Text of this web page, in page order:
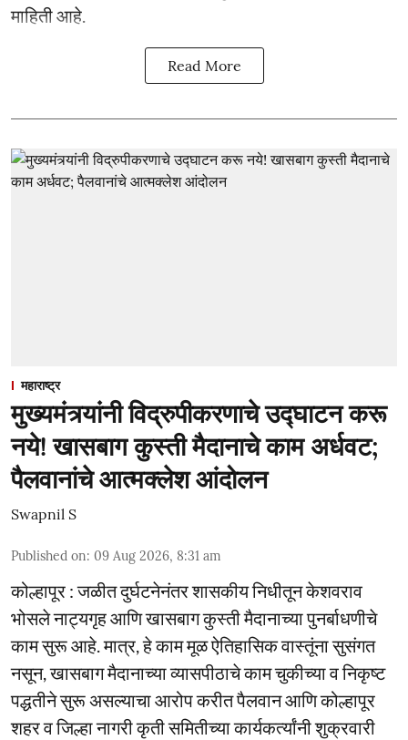
माहिती आहे.
Read More
महाराष्ट्र
मुख्यमंत्र्यांनी विद्रुपीकरणाचे उद्घाटन करू
नये! खासबाग कुस्ती मैदानाचे काम अर्धवट;
पैलवानांचे आत्मक्लेश आंदोलन
Swapnil S
Published on: 09 Aug 2026, 8:31 am
कोल्हापूर : जळीत दुर्घटनेनंतर शासकीय निधीतून केशवराव
भोसले नाट्यगृह आणि खासबाग कुस्ती मैदानाच्या पुनर्बाधणीचे
काम सुरू आहे. मात्र, हे काम मूळ ऐतिहासिक वास्तूंना सुसंगत
नसून, खासबाग मैदानाच्या व्यासपीठाचे काम चुकीच्या व निकृष्ट
पद्धतीने सुरू असल्याचा आरोप करीत पैलवान आणि कोल्हापूर
शहर व जिल्हा नागरी कृती समितीच्या कार्यकर्त्यांनी शुक्रवारी